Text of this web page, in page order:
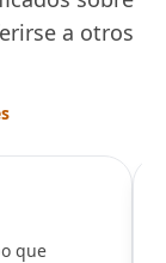
a otros
que